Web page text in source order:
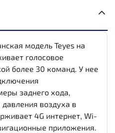
модель Teyes на
голосовое
более 30 команд. У нее
заднего хода,
воздуха в
4G интернет, Wi-
приложения.